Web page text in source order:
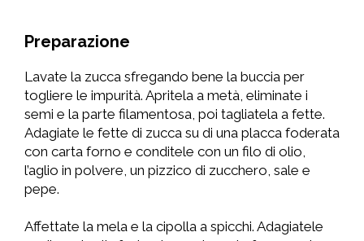
Preparazione
Lavate la zucca sfregando bene la buccia per
togliere le impurità. Apritela a metà, eliminate i
semi e la parte filamentosa, poi tagliatela a fette.
Adagiate le fette di zucca su di una placca foderata
con carta forno e conditele con un filo di olio,
l’aglio in polvere, un pizzico di zucchero, sale e
pepe.
Affettate la mela e la cipolla a spicchi. Adagiatele